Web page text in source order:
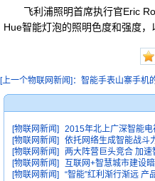
飞利浦照明首席执行官Eric
Hue智能灯泡的照明色度和强度
[上一个物联网新闻]：智能手表山寨手机
[物联网新闻]
2015年北上广深智能
[物联网新闻]
依托网络生成智能战斗
[物联网新闻]
两大阵营巨头竞合 加
[物联网新闻]
互联网+智慧城市建设
[物联网新闻]
“智能”红利渐行渐远 产